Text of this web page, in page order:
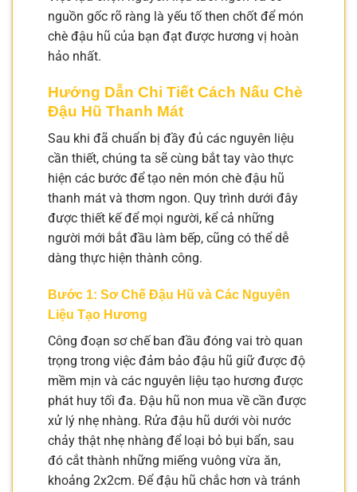
nguồn gốc rõ ràng là yếu tố then chốt để món
chè đậu hũ của bạn đạt được hương vị hoàn
hảo nhất.
Hướng Dẫn Chi Tiết Cách Nấu Chè
Đậu Hũ Thanh Mát
Sau khi đã chuẩn bị đầy đủ các nguyên liệu
cần thiết, chúng ta sẽ cùng bắt tay vào thực
hiện các bước để tạo nên món chè đậu hũ
thanh mát và thơm ngon. Quy trình dưới đây
được thiết kế để mọi người, kể cả những
người mới bắt đầu làm bếp, cũng có thể dễ
dàng thực hiện thành công.
Bước 1: Sơ Chế Đậu Hũ và Các Nguyên
Liệu Tạo Hương
Công đoạn sơ chế ban đầu đóng vai trò quan
trọng trong việc đảm bảo đậu hũ giữ được độ
mềm mịn và các nguyên liệu tạo hương được
phát huy tối đa. Đậu hũ non mua về cần được
xử lý nhẹ nhàng. Rửa đậu hũ dưới vòi nước
chảy thật nhẹ nhàng để loại bỏ bụi bẩn, sau
đó cắt thành những miếng vuông vừa ăn,
khoảng 2x2cm. Để đậu hũ chắc hơn và tránh